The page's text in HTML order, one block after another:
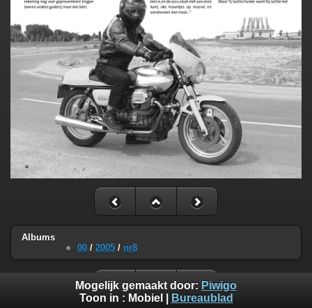
Albums
00 / 2005 / nr8
Mogelijk gemaakt door: Piwigo
Toon in : Mobiel Bureaublad